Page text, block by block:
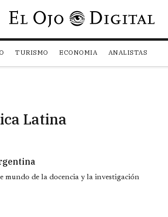
Pasar al contenido principal
TURISMO ECONOMIA ANALISTAS
Latina
mundo de la docencia y la investigación